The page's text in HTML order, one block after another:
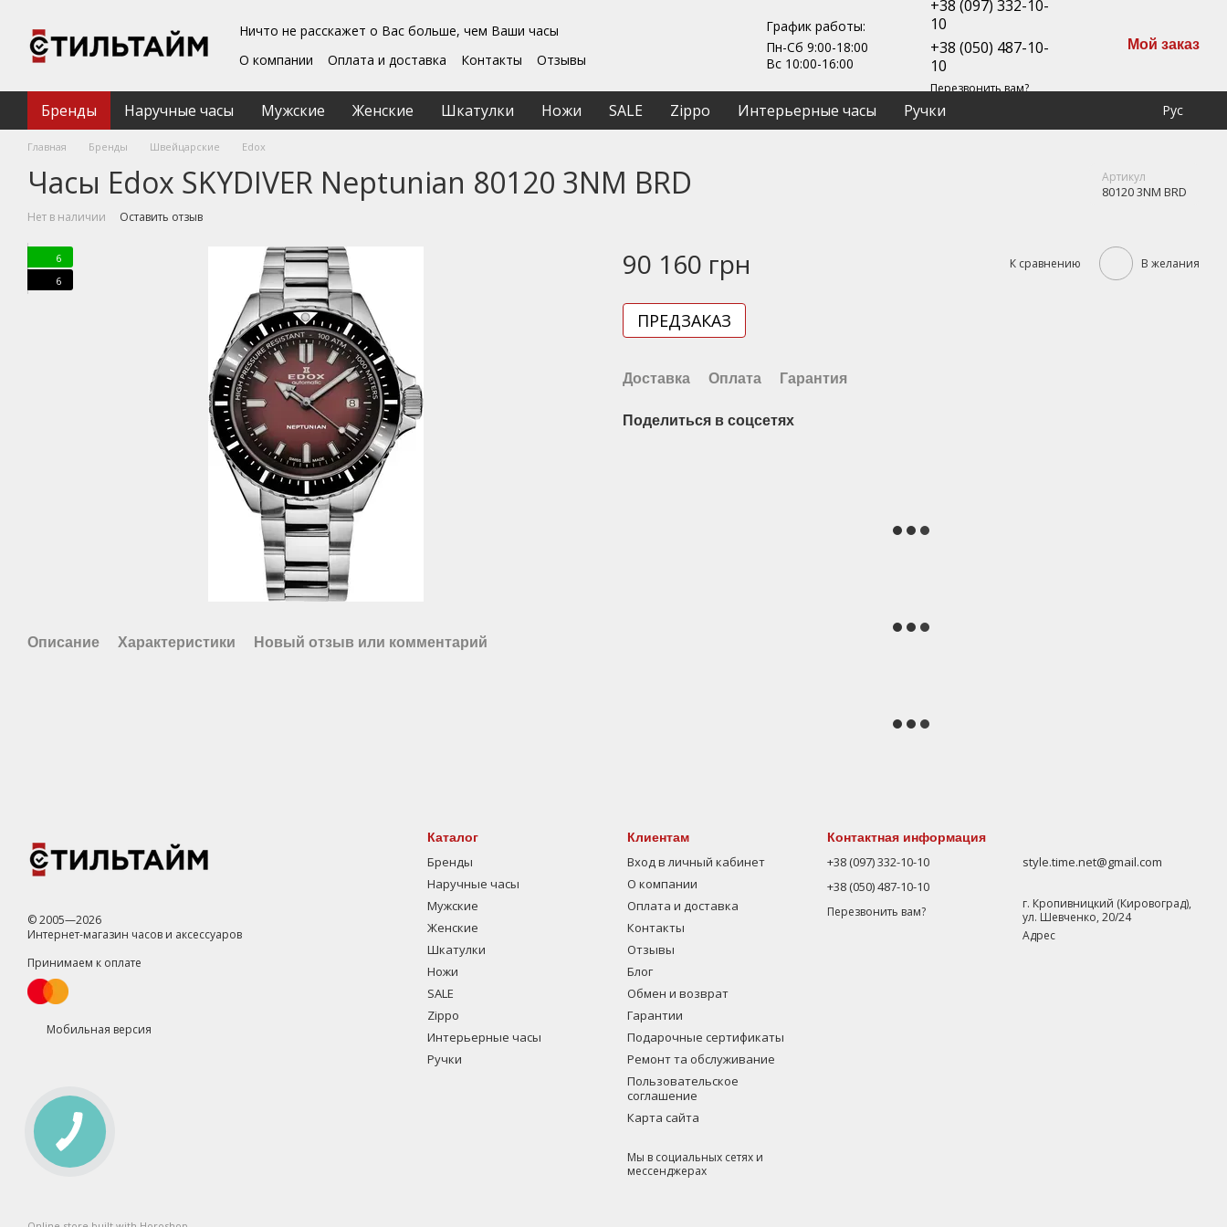
Ничто не расскажет о Вас больше, чем Ваши часы
О компании
Оплата и доставка Контакты
Отзывы
Пользовательское соглашение
График работы:
Пн-Сб 9:00-18:00
Вс 10:00-16:00
+38 (097) 332-10-
10
+38 (050) 487-10-
10
Перезвонить вам?
Мой заказ
Бренды Наручные часы Мужские Женские Шкатулки Ножи SALE Zippo Интерьерные часы Ручки Рус
Главная Бренды Швейцарские Edox
Часы Edox SKYDIVER Neptunian 80120 3NM BRD Артикул
80120 3NM BRD
Нет в наличии Оставить отзыв
6
6
Описание Характеристики Новый отзыв или комментарий
90 160 грн К сравнению В желания
ПРЕДЗАКАЗ
Доставка Оплата Гарантия
Поделиться в соцсетях
© 2005—2026
Интернет-магазин часов и аксессуаров
Принимаем к оплате
Мобильная версия
Каталог
Бренды
Наручные часы
Мужские
Женские
Шкатулки
Ножи
SALE
Zippo
Интерьерные часы
Ручки
Клиентам
Вход в личный кабинет
О компании
Оплата и доставка
Контакты
Отзывы
Блог
Обмен и возврат
Гарантии
Подарочные сертификаты
Ремонт та обслуживание
Пользовательское
соглашение
Карта сайта
Мы в социальных сетях и
мессенджерах
Контактная информация
+38 (097) 332-10-10
+38 (050) 487-10-10
Перезвонить вам?
style.time.net@gmail.com
г. Кропивницкий (Кировоград),
ул. Шевченко, 20/24
Адрес